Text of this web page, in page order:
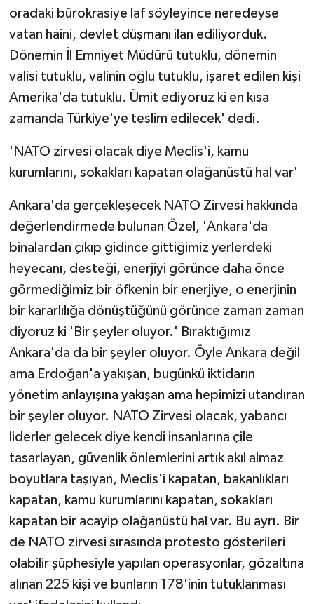
oradaki bürokrasiye laf söyleyince neredeyse
vatan haini, devlet düşmanı ilan ediliyorduk.
Dönemin İl Emniyet Müdürü tutuklu, dönemin
valisi tutuklu, valinin oğlu tutuklu, işaret edilen kişi
Amerika'da tutuklu. Ümit ediyoruz ki en kısa
zamanda Türkiye'ye teslim edilecek' dedi.
'NATO zirvesi olacak diye Meclis'i, kamu
kurumlarını, sokakları kapatan olağanüstü hal var'
Ankara'da gerçekleşecek NATO Zirvesi hakkında
değerlendirmede bulunan Özel, 'Ankara'da
binalardan çıkıp gidince gittiğimiz yerlerdeki
heyecanı, desteği, enerjiyi görünce daha önce
görmediğimiz bir öfkenin bir enerjiye, o enerjinin
bir kararlılığa dönüştüğünü görünce zaman zaman
diyoruz ki 'Bir şeyler oluyor.' Bıraktığımız
Ankara'da da bir şeyler oluyor. Öyle Ankara değil
ama Erdoğan'a yakışan, bugünkü iktidarın
yönetim anlayışına yakışan ama hepimizi utandıran
bir şeyler oluyor. NATO Zirvesi olacak, yabancı
liderler gelecek diye kendi insanlarına çile
tasarlayan, güvenlik önlemlerini artık akıl almaz
boyutlara taşıyan, Meclis'i kapatan, bakanlıkları
kapatan, kamu kurumlarını kapatan, sokakları
kapatan bir acayip olağanüstü hal var. Bu ayrı. Bir
de NATO zirvesi sırasında protesto gösterileri
olabilir şüphesiyle yapılan operasyonlar, gözaltına
alınan 225 kişi ve bunların 178'inin tutuklanması